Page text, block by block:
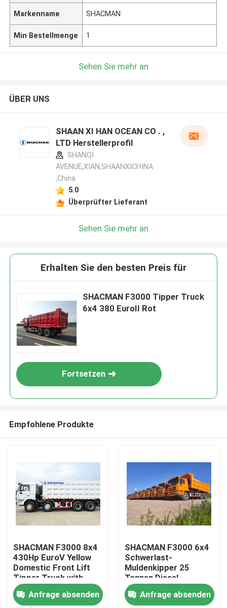
Markenname SHACMAN
Min Bestellmenge 1
Sehen Sie mehr an
ÜBER UNS
SHAAN XI HAN OCEAN CO . ,
LTD Herstellerprofil
SHANQI
AVENUE,XIAN,SHAANXICHINA
,China
5.0
Überprüfter Lieferant
Sehen Sie mehr an
Erhalten Sie den besten Preis für
SHACMAN F3000 Tipper Truck
6x4 380 EuroII Rot
Fortsetzen
Empfohlene Produkte
SHACMAN F3000 8x4
430Hp EuroV Yellow
Domestic Front Lift
Tipper Truck with
300L Fuel Tank and
12.00R20 Tires
Anfrage absenden
SHACMAN F3000 6x4
Schwerlast-
Muldenkipper 25
Tonnen Diesel
Anfrage absenden